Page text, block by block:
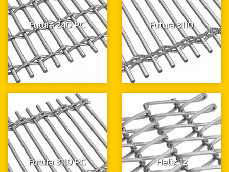
Futura 240 PC Futura 3110
Futura 3110 PC Helix 12